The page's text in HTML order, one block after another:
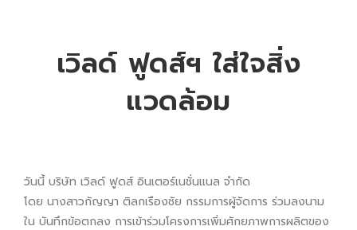
เวิลด์ ฟูดส์ฯ ใส่ใจสิ่ง
แวดล้อม
วันนี้ บริษัท เวิลด์ ฟูดส์ อินเตอร์เนชั่นแนล จำกัด
โดย นางสาวกัญญา ติลกเรืองชัย กรรมการผู้จัดการ ร่วมลงนาม
ใน บันทึกข้อตกลง การเข้าร่วมโครงการเพิ่มศักยภาพการผลิตของ